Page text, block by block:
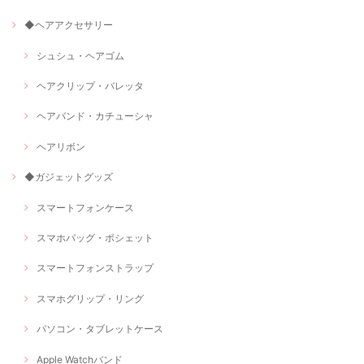
◆ヘアアクセサリー
シュシュ・ヘアゴム
ヘアクリップ・バレッタ
ヘアバンド・カチューシャ
ヘアリボン
◆ガジェットグッズ
スマートフォンケース
スマホバッグ・ポシェット
スマートフォンストラップ
スマホグリップ・リング
パソコン・タブレットケース
Apple Watchバンド